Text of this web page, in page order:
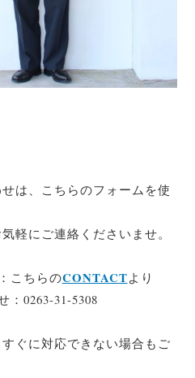
は、こちらのフォームを使
軽にご連絡くださいませ。
こちらのCONTACTより
：0263-31-5308
ぐに対応できない場合もご